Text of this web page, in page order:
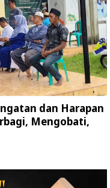
dan Harapan
Mengobati,